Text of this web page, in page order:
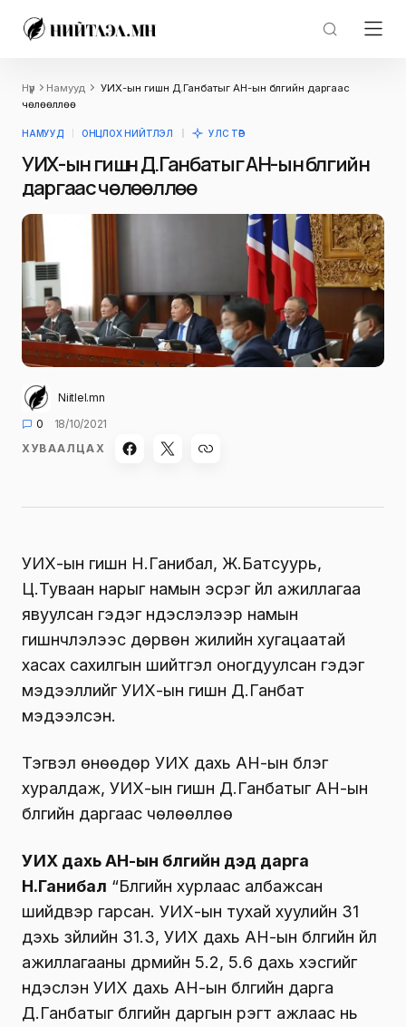
Нүүр Намууд
УИХ-ын гишүүн Д.Ганбатыг АН-ын бүлгийн даргаас
чөлөөллөө
НАМУУД ОНЦЛОХ НИЙТЛЭЛ УЛС ТӨР
УИХ-ын гишүүн Д.Ганбатыг АН-ын бүлгийн
даргаас чөлөөллөө
Niitlel.mn
0
18/10/2021
ХУВААЛЦАХ
УИХ-ын гишүүн Н.Ганибал, Ж.Батсуурь,
Ц.Туваан нарыг намын эсрэг үйл ажиллагаа
явуулсан гэдэг үндэслэлээр намын
гишүүнчлэлээс дөрвөн жилийн хугацаатай
хасах сахилгын шийтгэл оногдуулсан гэдэг
мэдээллийг УИХ-ын гишүүн Д.Ганбат
мэдээлсэн.
Тэгвэл өнөөдөр УИХ дахь АН-ын бүлэг
хуралдаж, УИХ-ын гишүүн Д.Ганбатыг АН-ын
бүлгийн даргаас чөлөөллөө
УИХ дахь АН-ын бүлгийн дэд дарга
Н.Ганибал “Бүлгийн хурлаас албажсан
шийдвэр гарсан. УИХ-ын тухай хуулийн 31
дэхь зүйлийн 31.3, УИХ дахь АН-ын бүлгийн үйл
ажиллагааны дүрмийн 5.2, 5.6 дахь хэсгийг
үндэслэн УИХ дахь АН-ын бүлгийн дарга
Д.Ганбатыг бүлгийн даргын үүрэгт ажлаас нь